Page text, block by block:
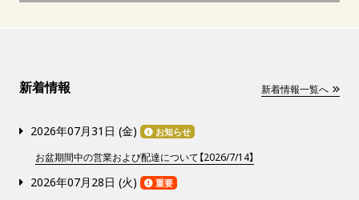
新着情報 新着情報一覧へ
2026年07月31日 (金) お知らせ
お盆期間中の営業および配達について【2026/7/14】
2026年07月28日 (火) 重要